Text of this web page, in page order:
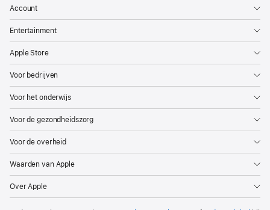
Account
Entertainment
Apple Store
Voor bedrijven
Voor het onderwijs
Voor de gezondheidszorg
Voor de overheid
Waarden van Apple
Over Apple